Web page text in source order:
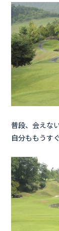
普段、会えな
自分ももうす